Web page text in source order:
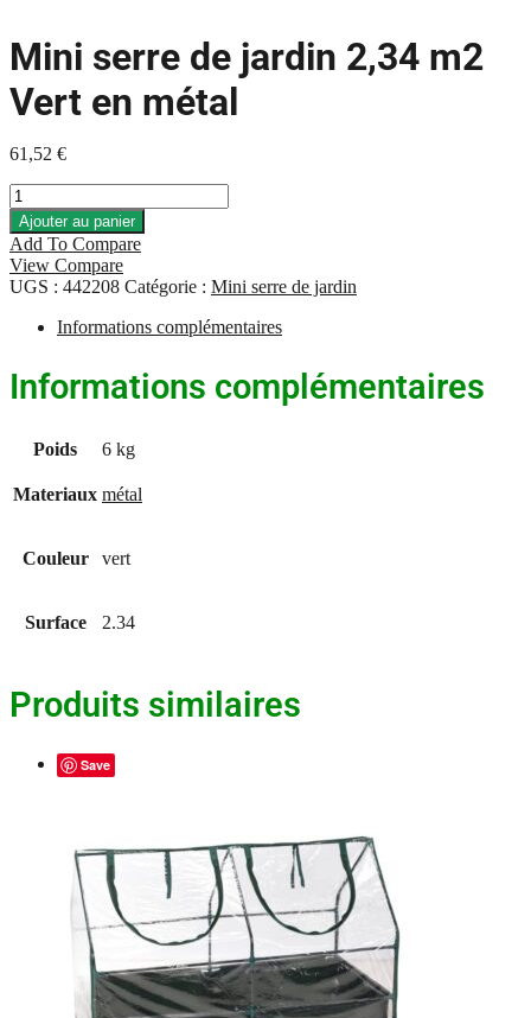
Mini serre de jardin 2,34 m2
Vert en métal
61,52 €
quantité
de
Mini
serre
de
jardin
2,34
en
Ajouter au panier
Add To Compare
View Compare
UGS : 442208 Catégorie : Mini serre de jardin
Informations complémentaires
Informations complémentaires
Poids 6 kg
Materiaux métal
Couleur vert
Surface 2.34
Produits similaires
Save